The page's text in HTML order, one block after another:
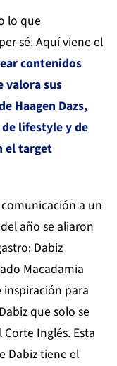
lo que
sé. Aquí viene el
contenidos
valora sus
Haagen Dazs,
lifestyle y de
el target
a un
año se aliaron
Dabiz
Macadamia
inspiración para
que solo se
Inglés. Esta
Dabiz tiene el